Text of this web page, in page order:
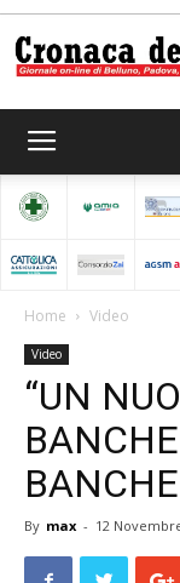
Home Video
Video
“UN
By max - 12